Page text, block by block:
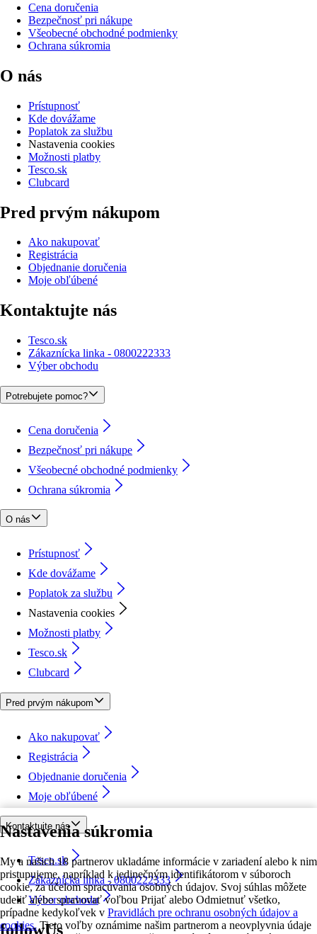
Nastavenia súkromia
My a našich 18 partnerov ukladáme informácie v zariadení alebo k nim
pristupujeme, napríklad k jedinečným identifikátorom v súboroch
cookie, za účelom spracúvania osobných údajov. Svoj súhlas môžete
udeliť alebo spravovať voľbou Prijať alebo Odmietnuť všetko,
prípadne kedykoľvek v Pravidlách pre ochranu osobných údajov a
cookies. Tieto voľby oznámime našim partnerom a neovplyvnia údaje
Cena doručenia
Bezpečnosť pri nákupe
Všeobecné obchodné podmienky
Ochrana súkromia
O nás
Prístupnosť
Kde dovážame
Poplatok za službu
Nastavenia cookies
Možnosti platby
Tesco.sk
Clubcard
Pred prvým nákupom
Ako nakupovať
Registrácia
Objednanie doručenia
Moje obľúbené
Kontaktujte nás
Tesco.sk
Zákaznícka linka - 0800222333
Výber obchodu
Potrebujete pomoc?
Cena doručenia
Bezpečnosť pri nákupe
Všeobecné obchodné podmienky
Ochrana súkromia
O nás
Prístupnosť
Kde dovážame
Poplatok za službu
Nastavenia cookies
Možnosti platby
Tesco.sk
Clubcard
Pred prvým nákupom
Ako nakupovať
Registrácia
Objednanie doručenia
Moje obľúbené
Kontaktujte nás
Tesco.sk
Zákaznícka linka - 0800222333
Výber obchodu
followUs